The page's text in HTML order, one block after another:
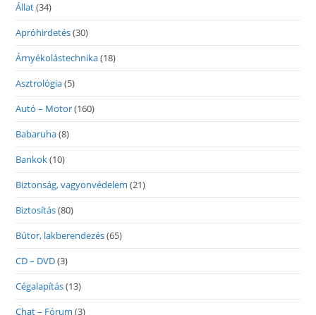
Állat(34)
Apróhirdetés(30)
Árnyékolástechnika(18)
Asztrológia(5)
Autó – Motor(160)
Babaruha(8)
Bankok(10)
Biztonság, vagyonvédelem (21)
Biztosítás(80)
Bútor, lakberendezés(65)
CD – DVD(3)
Cégalapítás(13)
Chat – Fórum (3)